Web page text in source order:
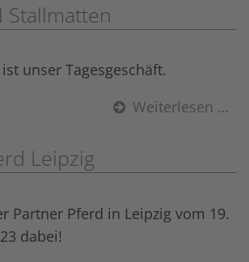
Stall­matten
unser Tagesgeschäft.
Weiterlesen …
Leipzig
Partner Pferd in Leipzig vom 19.
dabei!